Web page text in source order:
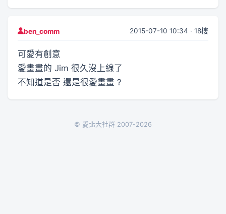
ben_comm 2015-07-10 10:34 · 18樓
可愛有創意
愛畫畫的 Jim 很久沒上線了
不知道是否 還是很愛畫畫 ?
© 愛北大社群 2007-2026